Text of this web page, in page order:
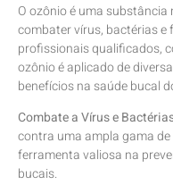
O ozônio é uma
combater vírus, bactérias e
profissionais qualificados,
ozônio é aplicado de
benefícios na saúde bucal
Combate a Vírus e
contra uma ampla gama
ferramenta valiosa na
bucais.